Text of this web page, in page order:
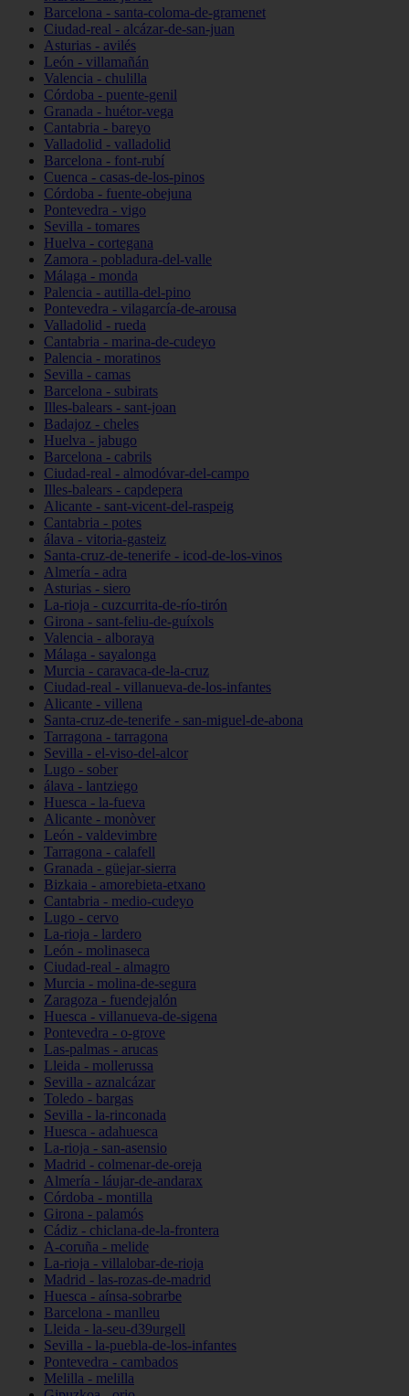
Barcelona - santa-coloma-de-gramenet
Ciudad-real - alcázar-de-san-juan
Asturias - avilés
León - villamañán
Valencia - chulilla
Córdoba - puente-genil
Granada - huétor-vega
Cantabria - bareyo
Valladolid - valladolid
Barcelona - font-rubí
Cuenca - casas-de-los-pinos
Córdoba - fuente-obejuna
Pontevedra - vigo
Sevilla - tomares
Huelva - cortegana
Zamora - pobladura-del-valle
Málaga - monda
Palencia - autilla-del-pino
Pontevedra - vilagarcía-de-arousa
Valladolid - rueda
Cantabria - marina-de-cudeyo
Palencia - moratinos
Sevilla - camas
Barcelona - subirats
Illes-balears - sant-joan
Badajoz - cheles
Huelva - jabugo
Barcelona - cabrils
Ciudad-real - almodóvar-del-campo
Illes-balears - capdepera
Alicante - sant-vicent-del-raspeig
Cantabria - potes
álava - vitoria-gasteiz
Santa-cruz-de-tenerife - icod-de-los-vinos
Almería - adra
Asturias - siero
La-rioja - cuzcurrita-de-río-tirón
Girona - sant-feliu-de-guíxols
Valencia - alboraya
Málaga - sayalonga
Murcia - caravaca-de-la-cruz
Ciudad-real - villanueva-de-los-infantes
Alicante - villena
Santa-cruz-de-tenerife - san-miguel-de-abona
Tarragona - tarragona
Sevilla - el-viso-del-alcor
Lugo - sober
álava - lantziego
Huesca - la-fueva
Alicante - monòver
León - valdevimbre
Tarragona - calafell
Granada - güejar-sierra
Bizkaia - amorebieta-etxano
Cantabria - medio-cudeyo
Lugo - cervo
La-rioja - lardero
León - molinaseca
Ciudad-real - almagro
Murcia - molina-de-segura
Zaragoza - fuendejalón
Huesca - villanueva-de-sigena
Pontevedra - o-grove
Las-palmas - arucas
Lleida - mollerussa
Sevilla - aznalcázar
Toledo - bargas
Sevilla - la-rinconada
Huesca - adahuesca
La-rioja - san-asensio
Madrid - colmenar-de-oreja
Almería - láujar-de-andarax
Córdoba - montilla
Girona - palamós
Cádiz - chiclana-de-la-frontera
A-coruña - melide
La-rioja - villalobar-de-rioja
Madrid - las-rozas-de-madrid
Huesca - aínsa-sobrarbe
Barcelona - manlleu
Lleida - la-seu-d39urgell
Sevilla - la-puebla-de-los-infantes
Pontevedra - cambados
Melilla - melilla